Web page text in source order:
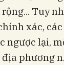
Tuy
xác,
ngược lại,
địa phương